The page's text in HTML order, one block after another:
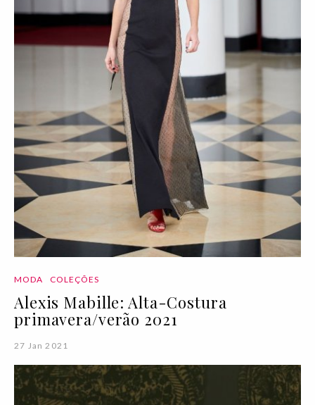
MODA COLEÇÕES
Alexis Mabille: Alta-Costura
primavera/verão 2021
27 Jan 2021